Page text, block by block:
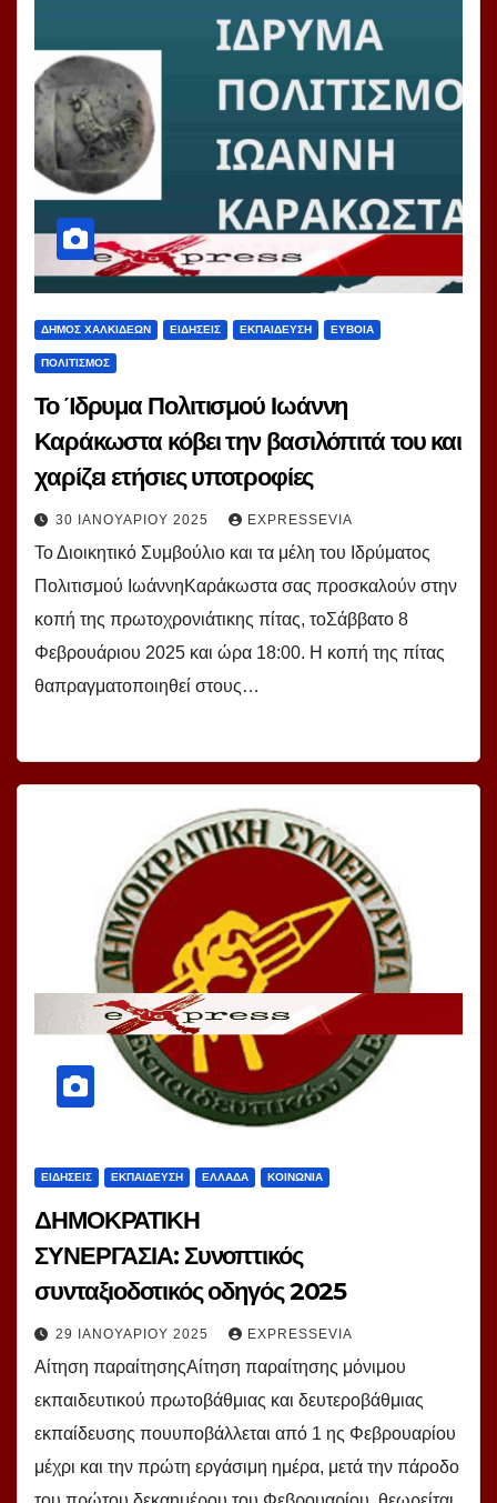
ΔΗΜΟΣ ΧΑΛΚΙΔΕΩΝ ΕΙΔΗΣΕΙΣ ΕΚΠΑΙΔΕΥΣΗ ΕΥΒΟΙΑ
ΠΟΛΙΤΙΣΜΟΣ
Το Ίδρυμα Πολιτισμού Ιωάννη
Καράκωστα κόβει την βασιλόπιτά του και
χαρίζει ετήσιες υποτροφίες
30 ΙΑΝΟΥΑΡΊΟΥ 2025 EXPRESSEVIA
Το Διοικητικό Συμβούλιο και τα μέλη του Ιδρύματος
Πολιτισμού ΙωάννηΚαράκωστα σας προσκαλούν στην
κοπή της πρωτοχρονιάτικης πίτας, τοΣάββατο 8
Φεβρουάριου 2025 και ώρα 18:00. Η κοπή της πίτας
θαπραγματοποιηθεί στους…
ΕΙΔΗΣΕΙΣ ΕΚΠΑΙΔΕΥΣΗ ΕΛΛΑΔΑ ΚΟΙΝΩΝΙΑ
ΔΗΜΟΚΡΑΤΙΚΗ
ΣΥΝΕΡΓΑΣΙΑ: Συνοπτικός
συνταξιοδοτικός οδηγός 2025
29 ΙΑΝΟΥΑΡΊΟΥ 2025 EXPRESSEVIA
Αίτηση παραίτησηςΑίτηση παραίτησης μόνιμου
εκπαιδευτικού πρωτοβάθμιας και δευτεροβάθμιας
εκπαίδευσης πουυποβάλλεται από 1 ης Φεβρουαρίου
μέχρι και την πρώτη εργάσιμη ημέρα, μετά την πάροδο